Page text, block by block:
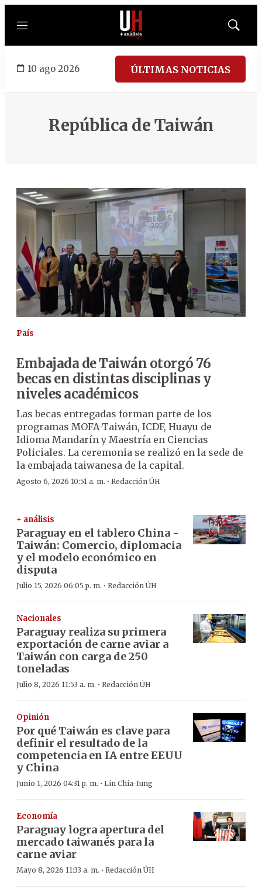
Menú
Mostrar
10 ago 2026 ÚLTIMAS NOTICIAS
República de Taiwán
País
Embajada de Taiwán otorgó 76
becas en distintas disciplinas y
niveles académicos
Las becas entregadas forman parte de los
programas MOFA-Taiwán, ICDF, Huayu de
Idioma Mandarín y Maestría en Ciencias
Policiales. La ceremonia se realizó en la sede de
la embajada taiwanesa de la capital.
Agosto 6, 2026 10:51 a. m. · Redacción ÚH
+ análisis
Paraguay en el tablero China -
Taiwán: Comercio, diplomacia
y el modelo económico en
disputa
Julio 15, 2026 06:05 p. m. · Redacción ÚH
Nacionales
Paraguay realiza su primera
exportación de carne aviar a
Taiwán con carga de 250
toneladas
Julio 8, 2026 11:53 a. m. · Redacción ÚH
Opinión
Por qué Taiwán es clave para
definir el resultado de la
competencia en IA entre EEUU
y China
Junio 1, 2026 04:31 p. m. · Lin Chia-Iung
Economía
Paraguay logra apertura del
mercado taiwanés para la
carne aviar
Mayo 8, 2026 11:33 a. m. · Redacción ÚH